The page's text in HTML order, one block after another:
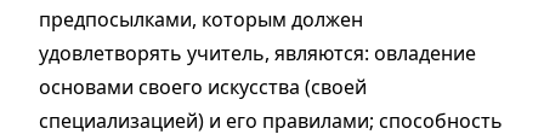
предпосылками, которым должен
удовлетворять учитель, являются: овладение
основами своего искусства (своей
специализацией) и его правилами; способность